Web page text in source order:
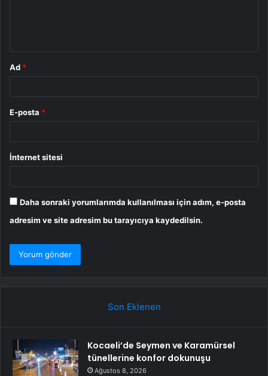
Ad *
E-posta *
İnternet sitesi
Daha sonraki yorumlarımda kullanılması için adım, e-posta
adresim ve site adresim bu tarayıcıya kaydedilsin.
Son Eklenen
Kocaeli’de Seymen ve Karamürsel
tünellerine konfor dokunuşu
Ağustos 8, 2026